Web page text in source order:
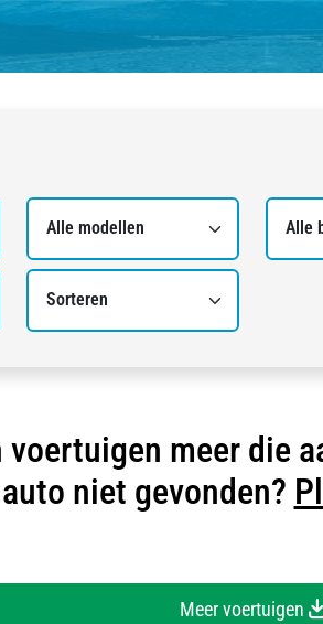
voertuigen meer die
niet gevonden?
Meer voertuigen